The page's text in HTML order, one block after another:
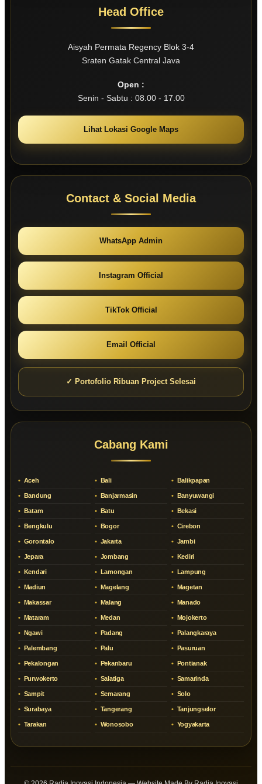
Head Office
Aisyah Permata Regency Blok 3-4
Sraten Gatak Central Java
Open :
Senin - Sabtu : 08.00 - 17.00
Lihat Lokasi Google Maps
Contact & Social Media
WhatsApp Admin
Instagram Official
TikTok Official
Email Official
✓ Portofolio Ribuan Project Selesai
Cabang Kami
Aceh Bali Balikpapan
Bandung Banjarmasin Banyuwangi
Batam Batu Bekasi
Bengkulu Bogor Cirebon
Gorontalo Jakarta Jambi
Jepara Jombang Kediri
Kendari Lamongan Lampung
Madiun Magelang Magetan
Makassar Malang Manado
Mataram Medan Mojokerto
Ngawi Padang Palangkaraya
Palembang Palu Pasuruan
Pekalongan Pekanbaru Pontianak
Purwokerto Salatiga Samarinda
Sampit Semarang Solo
Surabaya Tangerang Tanjungselor
Tarakan Wonosobo Yogyakarta